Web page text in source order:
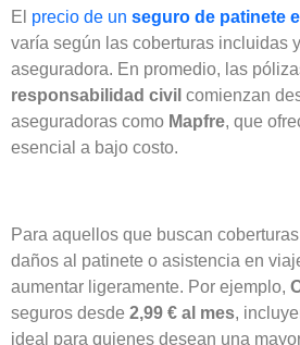
El precio de un seguro de patinete
varía según las coberturas incluidas
aseguradora. En promedio, las
responsabilidad civil comienzan
aseguradoras como Mapfre, que
esencial a bajo costo.
Para aquellos que buscan
daños al patinete o asistencia en
aumentar ligeramente. Por ejemplo,
seguros desde 2,99 € al mes,
ideal para quienes desean una